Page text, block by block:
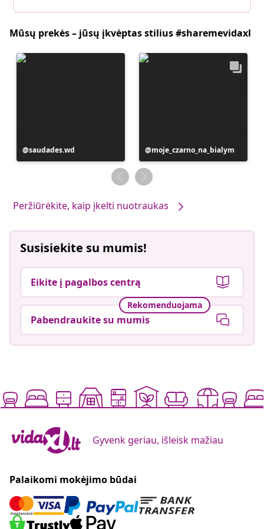
Mūsų prekės – jūsų įkvėptas stilius #sharemevidaxl
Įrašą
paskelbė
saudades.wd
Įrašą
paskelbė
moje_czarno_na_bialym
Peržiūrėkite, kaip įkelti nuotraukas
Susisiekite su mumis!
Eikite į pagalbos centrą
Rekomenduojama
Pabendraukite su mumis
Gyvenk geriau, išleisk mažiau
Palaikomi mokėjimo būdai